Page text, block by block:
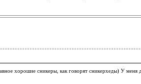
хорошие сникеры, как говорят сникерхеды) У